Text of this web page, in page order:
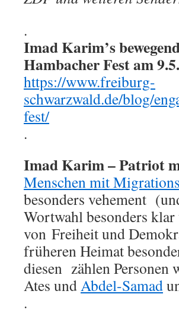
.
Imad Karim’s
Hambacher Fest am
https://www.freiburg-
schwarzwald.de/blog/
fest/
.
Imad Karim – Patriot
Menschen mit
besonders vehement
Wortwahl besonders
von Freiheit und
früheren Heimat
diesen zählen Personen
Ates undAbdel-Samad
.